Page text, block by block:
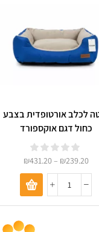
לכלב אורטופדית בצבע
כחול דגם אוקספורד
₪239.20
–
₪431.20